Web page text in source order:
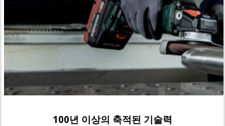
100년 이상의 축적된 기술력